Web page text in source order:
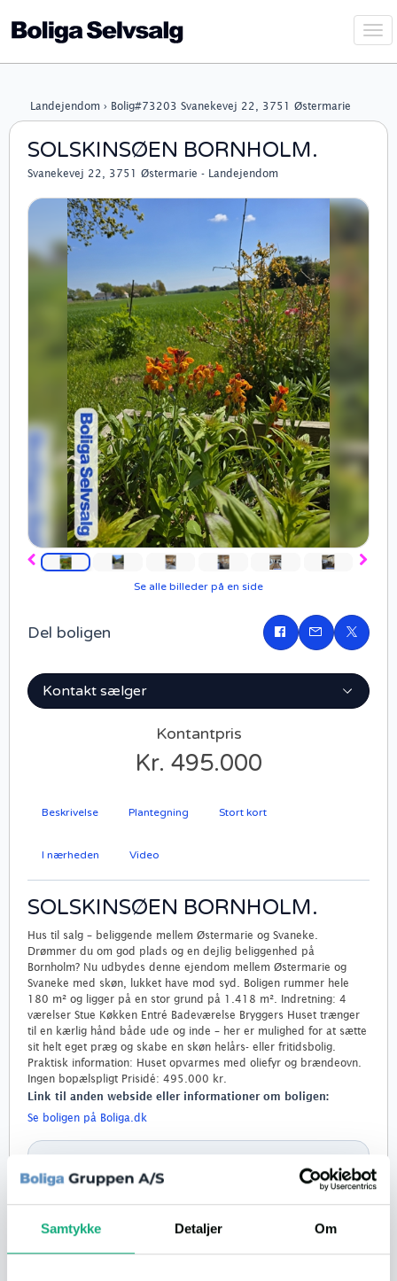
Samtykke Detaljer Om
Vis
Landejendom › Bolig#73203 Svanekevej 22, 3751 Østermarie
SOLSKINSØEN BORNHOLM.
Svanekevej 22, 3751 Østermarie - Landejendom
Forrige
Se alle billeder på en side
Del boligen
Del
på
Kontakt sælger
Kontantpris
Kr. 495.000
Beskrivelse Plantegning Stort kort
I nærheden Video
SOLSKINSØEN BORNHOLM.
Hus til salg – beliggende mellem Østermarie og Svaneke.
Drømmer du om god plads og en dejlig beliggenhed på
Bornholm? Nu udbydes denne ejendom mellem Østermarie og
Svaneke med skøn, lukket have mod syd. Boligen rummer hele
180 m² og ligger på en stor grund på 1.418 m². Indretning: 4
værelser Stue Køkken Entré Badeværelse Bryggers Huset trænger
til en kærlig hånd både ude og inde – her er mulighed for at sætte
sit helt eget præg og skabe en skøn helårs- eller fritidsbolig.
Praktisk information: Huset opvarmes med oliefyr og brændeovn.
Ingen bopælspligt Prisidé: 495.000 kr.
Link til anden webside eller informationer om boligen:
Se boligen på Boliga.dk
ANNONCØR
Bliv boligklar på 2 timer
Info LANDEJENDOM